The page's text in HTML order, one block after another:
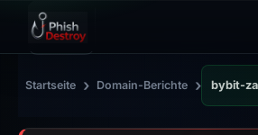
Startseite › Domain-Berichte › bybit-